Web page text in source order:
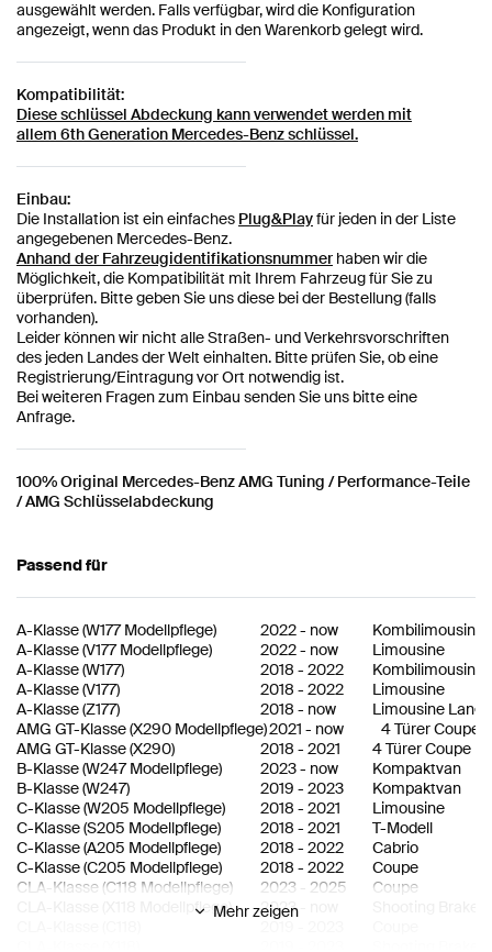
ausgewählt werden. Falls verfügbar, wird die Konfiguration
angezeigt, wenn das Produkt in den Warenkorb gelegt wird.
Kompatibilität:
Diese schlüssel Abdeckung kann verwendet werden mit
allem 6th Generation Mercedes-Benz schlüssel.
Einbau:
Die Installation ist ein einfaches Plug&Playfür jeden in der Liste
angegebenen Mercedes-Benz.
Anhand der Fahrzeugidentifikationsnummer haben wir die
Möglichkeit, die Kompatibilität mit Ihrem Fahrzeug für Sie zu
überprüfen. Bitte geben Sie uns diese bei der Bestellung (falls
vorhanden).
Leider können wir nicht alle Straßen- und Verkehrsvorschriften
des jeden Landes der Welt einhalten. Bitte prüfen Sie, ob eine
Registrierung/Eintragung vor Ort notwendig ist.
Bei weiteren Fragen zum Einbau senden Sie uns bitte eine
Anfrage.
100% Original Mercedes-Benz AMG Tuning / Performance-Teile
/ AMG Schlüsselabdeckung
Passend für
A-Klasse(W177 Modellpflege) 2022- now
Kombilimousine
A-Klasse(V177 Modellpflege) 2022- now
Limousine
A-Klasse(W177) 2018 - 2022
Kombilimousine
A-Klasse(V177) 2018 - 2022
Limousine
A-Klasse(Z177) 2018 - now
Limousine Lang
AMG GT-Klasse(X290 Modellpflege)2021 - now
4 Türer Coupe
AMG GT-Klasse(X290) 2018 - 2021
4 Türer Coupe
B-Klasse(W247 Modellpflege) 2023- now
Kompaktvan
B-Klasse(W247) 2019 - 2023
Kompaktvan
C-Klasse(W205 Modellpflege) 2018 - 2021
Limousine
C-Klasse(S205 Modellpflege) 2018 - 2021
T-Modell
C-Klasse(A205 Modellpflege) 2018 - 2022
Cabrio
C-Klasse(C205 Modellpflege) 2018 - 2022
Coupe
CLA-Klasse (C118 Modellpflege) 2023 - 2025
Coupe
X118 Modellpflege) 2023-
Mehr zeigen